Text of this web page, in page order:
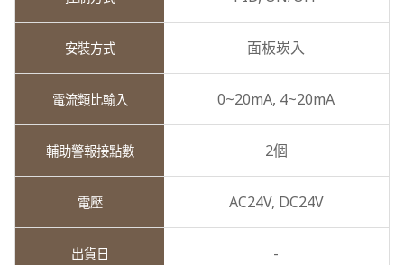
面板崁入
0~20mA, 4~20mA
2個
AC24V, DC24V
-